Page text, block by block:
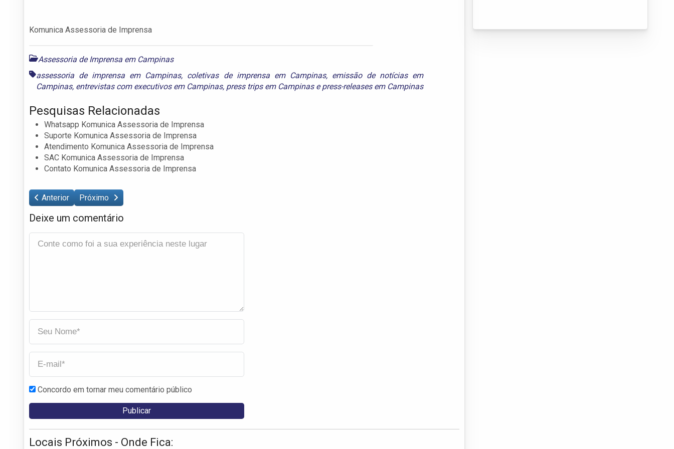
Komunica Assessoria de Imprensa
Assessoria de Imprensa em Campinas
assessoria de imprensa em Campinas, coletivas de imprensa em Campinas, emissão de notícias em
Campinas, entrevistas com executivos em Campinas, press trips em Campinasepress-releases em Campinas
Pesquisas Relacionadas
Whatsapp Komunica Assessoria de Imprensa
Suporte Komunica Assessoria de Imprensa
Atendimento Komunica Assessoria de Imprensa
SAC Komunica Assessoria de Imprensa
Contato Komunica Assessoria de Imprensa
Anterior Próximo
Deixe um comentário
Concordo em tornar meu comentário público
Locais Próximos - Onde Fica: